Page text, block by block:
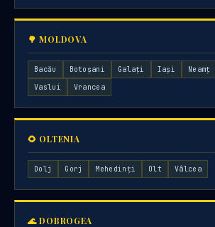
🌳 MOLDOVA
Bacău Botoșani Galați Iași Neamț
Vaslui
Vrancea
🌻 OLTENIA
Dolj Gorj Mehedinți Olt Vâlcea
🌊 DOBROGEA